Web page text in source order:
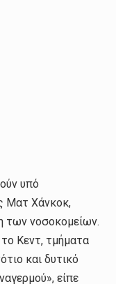
υπό
Ματ Χάνκοκ,
των νοσοκομείων.
το Κεντ, τμήματα
και δυτικό
είπε